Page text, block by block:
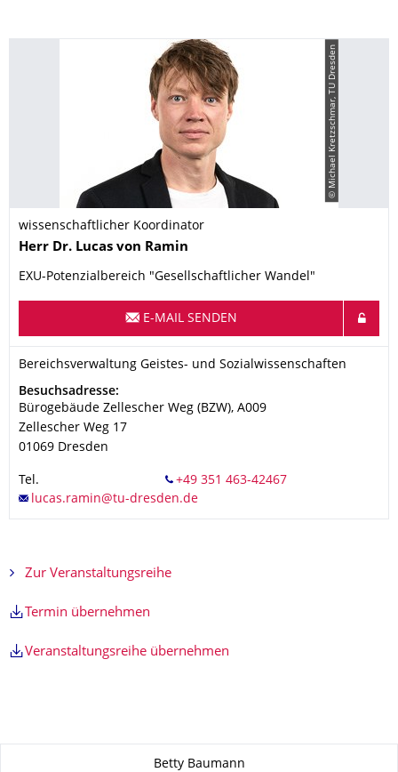
© Michael Kretzschmar, TU Dresden
wissenschaftlicher Koordinator
Name
Herr Dr. Lucas von Ramin
EXU-Potenzialbereich "Gesellschaftlicher Wandel"
E-MAIL SENDEN
Organisationsname
Bereichsverwaltung Geistes- und Sozialwissenschaften
Bereichsverwaltung Geistes- und Sozialwissenschaften
Adresse
Besuchsadresse:
Bürogebäude Zellescher Weg (BZW), A009
Zellescher Weg 17
01069 Dresden
Tel.
Zur Veranstaltungsreihe
Termin übernehmen
Veranstaltungsreihe übernehmen
Betty Baumann